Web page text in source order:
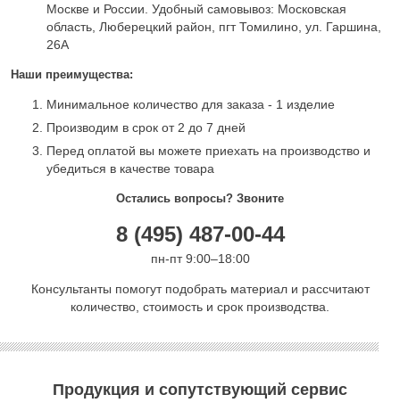
Москве и России. Удобный самовывоз: Московская
область, Люберецкий район, пгт Томилино, ул. Гаршина,
26А
Наши преимущества:
Минимальное количество для заказа - 1 изделие
Производим в срок от 2 до 7 дней
Перед оплатой вы можете приехать на производство и
убедиться в качестве товара
Остались вопросы? Звоните
8 (495) 487-00-44
пн-пт 9:00–18:00
Консультанты помогут подобрать материал и рассчитают
количество, стоимость и срок производства.
Продукция и сопутствующий сервис